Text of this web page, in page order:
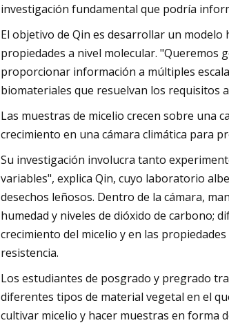
investigación fundamental que podría
El objetivo de Qin es desarrollar un
propiedades a nivel molecular. "Queremos
proporcionar información a múltiples
biomateriales que resuelvan los requisitos
Las muestras de micelio crecen sobre una
crecimiento en una cámara climática para
Su investigación involucra tanto
variables", explica Qin, cuyo laboratorio
desechos leñosos. Dentro de la cámara,
humedad y niveles de dióxido de carbono;
crecimiento del micelio y en las
resistencia.
Los estudiantes de posgrado y pregrado
diferentes tipos de material vegetal en el
cultivar micelio y hacer muestras en forma